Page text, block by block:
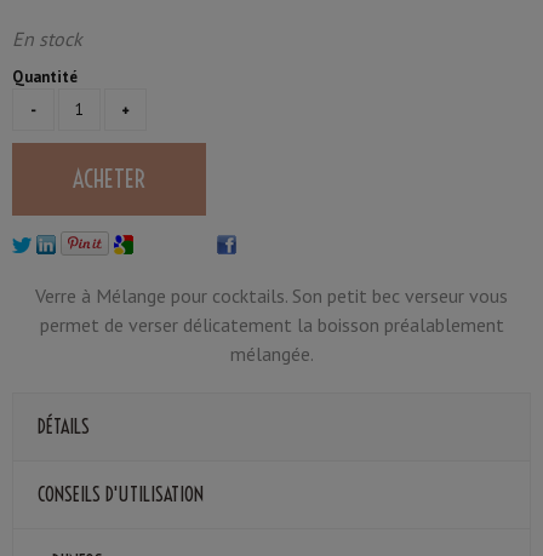
En stock
Quantité
Verre à Mélange pour cocktails. Son petit bec verseur vous
permet de verser délicatement la boisson préalablement
mélangée.
DÉTAILS
CONSEILS D'UTILISATION